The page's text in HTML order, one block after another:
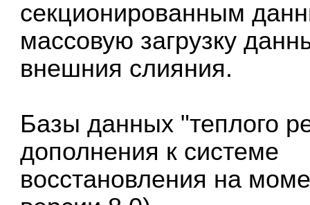
секционированным
массовую загрузку
внешния слияния.
Базы данных "теплого
дополнения к системе
восстановления на